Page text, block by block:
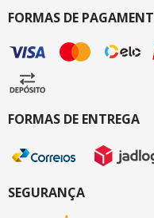
FORMAS DE
FORMAS DE ENTREGA
SEGURANÇA